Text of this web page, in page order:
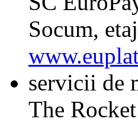
Socum,
servicii de
The